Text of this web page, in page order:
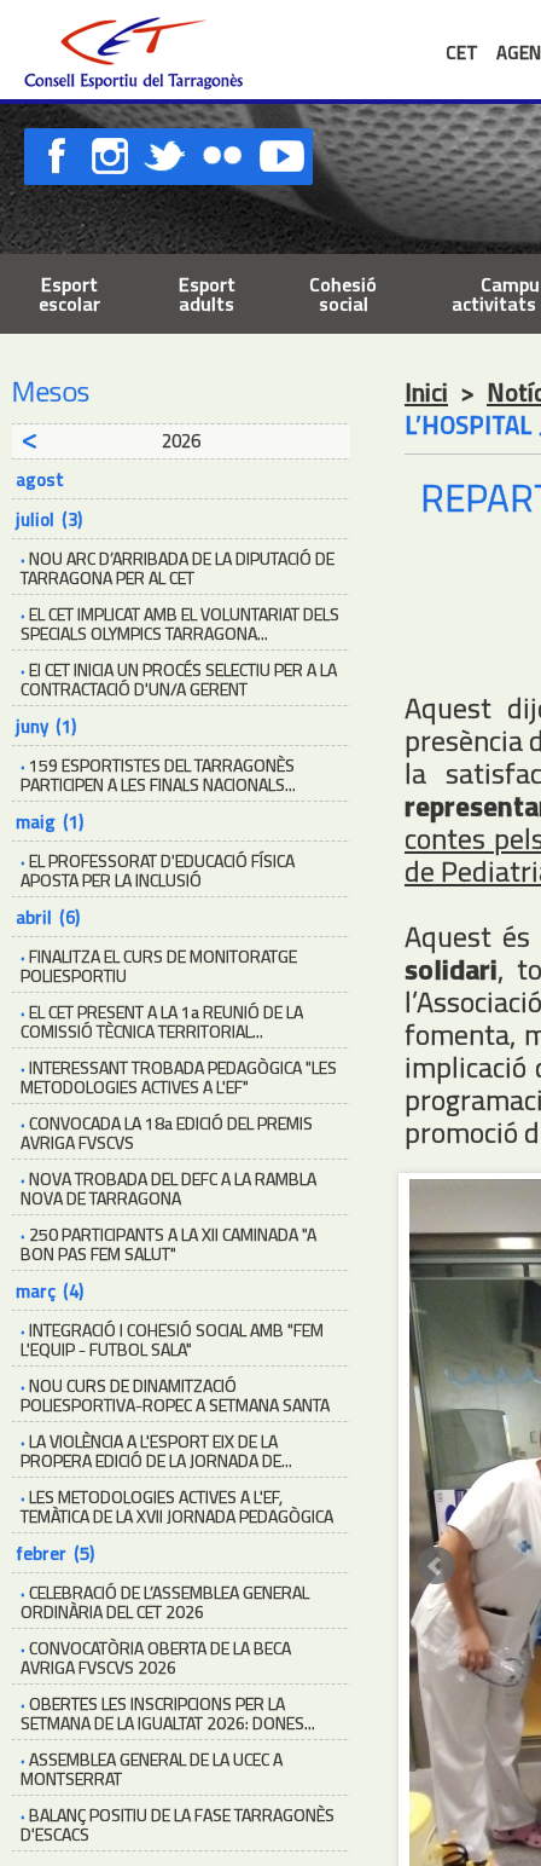
CET
Esport
escolar
Esport
adults
Cohesió
social activitats
Mesos
2026
agost
juliol (3)
·NOU ARC D’ARRIBADA DE LA DIPUTACIÓ DE
TARRAGONA PER AL CET
·EL CET IMPLICAT AMB EL VOLUNTARIAT DELS
SPECIALS OLYMPICS TARRAGONA...
·El CET INICIA UN PROCÉS SELECTIU PER A LA
CONTRACTACIÓ D'UN/A GERENT
juny (1)
· 159 ESPORTISTES DEL TARRAGONÈS
PARTICIPEN A LES FINALS NACIONALS...
maig (1)
·EL PROFESSORAT D'EDUCACIÓ FÍSICA
APOSTA PER LA INCLUSIÓ
abril (6)
·FINALITZA EL CURS DE MONITORATGE
POLIESPORTIU
·EL CET PRESENT A LA 1a REUNIÓ DE LA
COMISSIÓ TÈCNICA TERRITORIAL...
·INTERESSANT TROBADA PEDAGÒGICA "LES
METODOLOGIES ACTIVES A L'EF"
·CONVOCADA LA 18a EDICIÓ DEL PREMIS
AVRIGA FVSCVS
·NOVA TROBADA DEL DEFC A LA RAMBLA
NOVA DE TARRAGONA
· 250 PARTICIPANTS A LA XII CAMINADA "A
BON PAS FEM SALUT"
març (4)
·INTEGRACIÓ I COHESIÓ SOCIAL AMB "FEM
L'EQUIP - FUTBOL SALA"
·NOU CURS DE DINAMITZACIÓ
POLIESPORTIVA-ROPEC A SETMANA SANTA
·LA VIOLÈNCIA A L'ESPORT EIX DE LA
PROPERA EDICIÓ DE LA JORNADA DE...
·LES METODOLOGIES ACTIVES A L'EF,
TEMÀTICA DE LA XVII JORNADA PEDAGÒGICA
febrer (5)
·CELEBRACIÓ DE L’ASSEMBLEA GENERAL
ORDINÀRIA DEL CET 2026
·CONVOCATÒRIA OBERTA DE LA BECA
AVRIGA FVSCVS 2026
·OBERTES LES INSCRIPCIONS PER LA
SETMANA DE LA IGUALTAT 2026: DONES...
·ASSEMBLEA GENERAL DE LA UCEC A
MONTSERRAT
·BALANÇ POSITIU DE LA FASE TARRAGONÈS
D'ESCACS
Inici >
Aquest
presència
la
contes
de
Aquest
solidari,
fomenta,
implicació
promoció